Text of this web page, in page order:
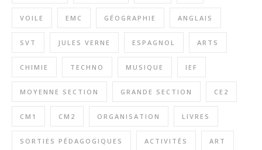
VOILE EMC GÉOGRAPHIE ANGLAIS
SVT JULES VERNE ESPAGNOL ARTS
CHIMIE TECHNO MUSIQUE IEF
MOYENNE SECTION GRANDE SECTION CE2
CM1 CM2 ORGANISATION LIVRES
SORTIES PÉDAGOGIQUES ACTIVITÉS ART